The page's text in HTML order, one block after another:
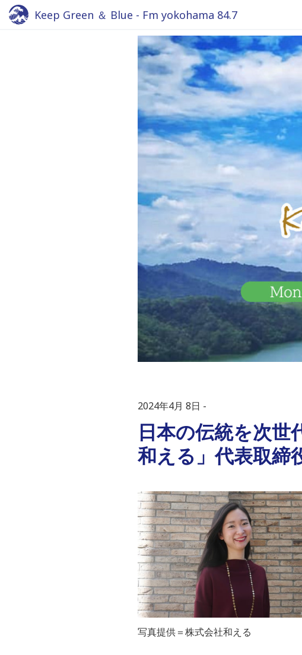
Keep Green ＆ Blue - Fm yokohama 84.7
2024年4月 8日
日本の伝統を次世
和える」代表取
写真提供＝株式会社和える